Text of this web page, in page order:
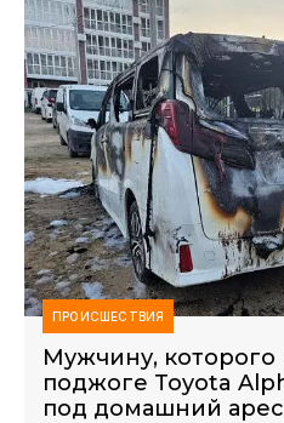
ПРОИСШЕСТВИЯ
Мужчину, которого
поджоге Toyota
под домашний